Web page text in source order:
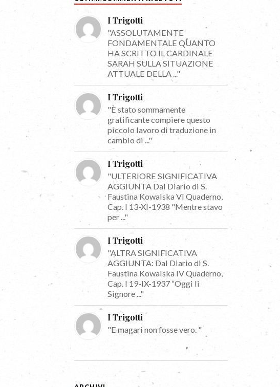
I Trigotti
"ASSOLUTAMENTE
FONDAMENTALE QUANTO
HA SCRITTO IL CARDINALE
SARAH SULLA SITUAZIONE
ATTUALE DELLA ..."
I Trigotti
"È stato sommamente
gratificante compiere questo
piccolo lavoro di traduzione in
cambio di ..."
I Trigotti
"ULTERIORE SIGNIFICATIVA
AGGIUNTA Dal Diario di S.
Faustina Kowalska VI Quaderno,
Cap. I 13-XI-1938 "Mentre stavo
per ..."
I Trigotti
"ALTRA SIGNIFICATIVA
AGGIUNTA: Dal Diario di S.
Faustina Kowalska IV Quaderno,
Cap. I 19-IX-1937 “Oggi li
Signore ..."
I Trigotti
"E magari non fosse vero. "